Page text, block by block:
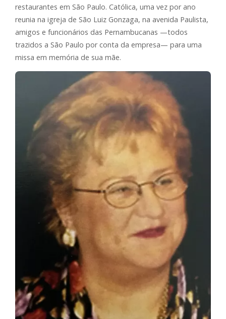
restaurantes em São Paulo. Católica, uma vez por ano
reunia na igreja de São Luiz Gonzaga, na avenida Paulista,
amigos e funcionários das Pernambucanas —todos
trazidos a São Paulo por conta da empresa— para uma
missa em memória de sua mãe.